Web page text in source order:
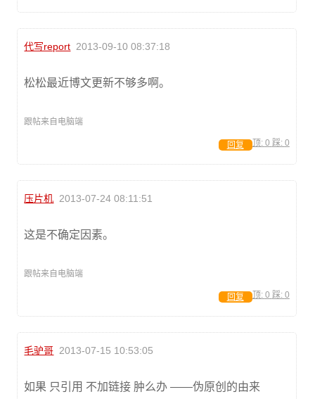
代写report 2013-09-10 08:37:18
松松最近博文更新不够多啊。
跟帖来自电脑端
顶: 0 踩: 0
回复
压片机 2013-07-24 08:11:51
这是不确定因素。
跟帖来自电脑端
顶: 0 踩: 0
回复
毛驴哥 2013-07-15 10:53:05
如果 只引用 不加链接 肿么办 ——伪原创的由来